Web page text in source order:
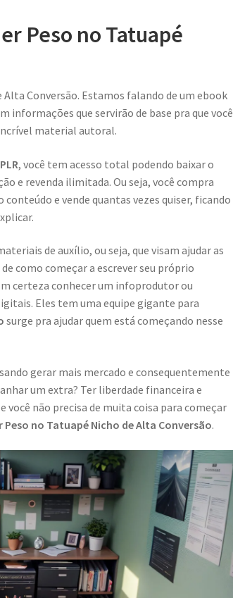
Peso no Tatuapé
Alta Conversão. Estamos falando de um ebook
que servirão de base pra que você
material autoral.
, você tem acesso total podendo baixar o
e revenda ilimitada. Ou seja, você compra
e vende quantas vezes quiser, ficando
de auxílio, ou seja, que visam ajudar as
como começar a escrever seu próprio
certeza conhecer um infoprodutor ou
Eles tem uma equipe gigante para
surge pra ajudar quem está começando nesse
gerar mais mercado e consequentemente
um extra? Ter liberdade financeira e
você não precisa de muita coisa para começar
Peso no Tatuapé Nicho de Alta Conversão.